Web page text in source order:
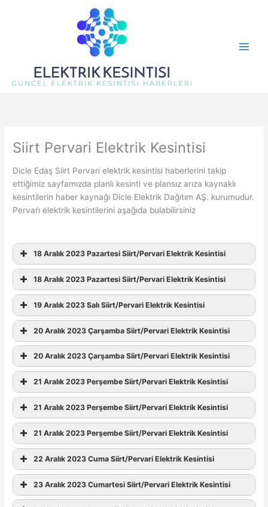
Siirt Pervari Elektrik Kesintisi
Dicle Edaş Siirt Pervari elektrik kesintisi haberlerini takip
ettiğimiz sayfamızda planlı kesinti ve plansız arıza kaynaklı
kesintilerin haber kaynağı Dicle Elektrik Dağıtım AŞ. kurumudur.
Pervari̇ elektrik kesintilerini aşağıda bulabilirsiniz
18 Aralık 2023 Pazartesi Siirt/Pervari Elektrik Kesintisi
18 Aralık 2023 Pazartesi Siirt/Pervari Elektrik Kesintisi
19 Aralık 2023 Salı Siirt/Pervari Elektrik Kesintisi
20 Aralık 2023 Çarşamba Siirt/Pervari Elektrik Kesintisi
20 Aralık 2023 Çarşamba Siirt/Pervari Elektrik Kesintisi
21 Aralık 2023 Perşembe Siirt/Pervari Elektrik Kesintisi
21 Aralık 2023 Perşembe Siirt/Pervari Elektrik Kesintisi
21 Aralık 2023 Perşembe Siirt/Pervari Elektrik Kesintisi
22 Aralık 2023 Cuma Siirt/Pervari Elektrik Kesintisi
23 Aralık 2023 Cumartesi Siirt/Pervari Elektrik Kesintisi